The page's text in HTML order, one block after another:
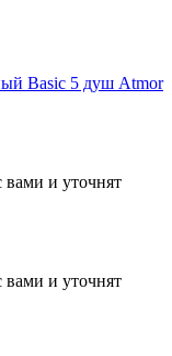
Basic 5 душ Atmor
вами и уточнят
вами и уточнят